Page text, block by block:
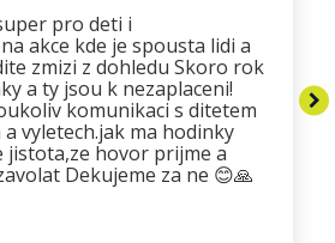
pro deti i
akce kde je spousta lidi a
zmizi z dohledu Skoro rok
a ty jsou k nezaplaceni!
komunikaci s ditetem
a vyletech.jak ma hodinky
jistota,ze hovor prijme a
Dekujeme za ne 😊🙏